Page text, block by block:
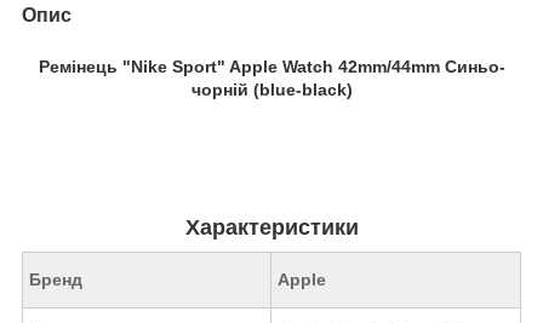
Опис
Ремінець "Nike Sport" Apple Watch 42mm/44mm Синьо-
чорній (blue-black)
Характеристики
Бренд Apple